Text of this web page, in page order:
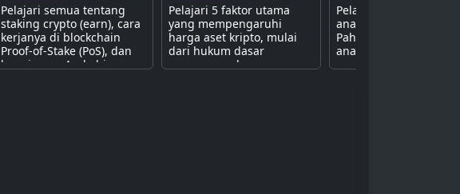
Pelajari semua tentang
staking crypto (earn), cara
kerjanya di blockchain
Proof-of-Stake (PoS), dan
bagaimana Anda bisa
Pelajari 5 faktor utama
yang mempengaruhi
harga aset kripto, mulai
dari hukum dasar
penawaran dan
Pelajari 3 metode
analisis aset kripto.
Pahami perbedaan
analisis fundamental